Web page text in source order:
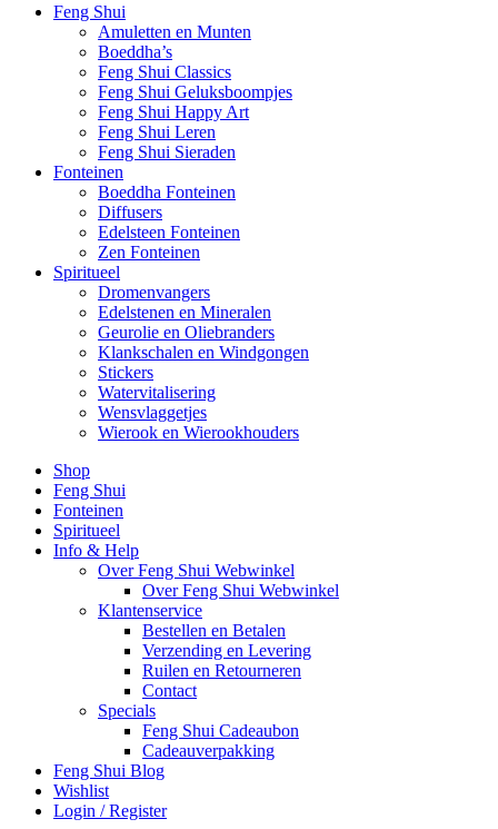
Feng Shui
Amuletten en Munten
Boeddha’s
Feng Shui Classics
Feng Shui Geluksboompjes
Feng Shui Happy Art
Feng Shui Leren
Feng Shui Sieraden
Fonteinen
Boeddha Fonteinen
Diffusers
Edelsteen Fonteinen
Zen Fonteinen
Spiritueel
Dromenvangers
Edelstenen en Mineralen
Geurolie en Oliebranders
Klankschalen en Windgongen
Stickers
Watervitalisering
Wensvlaggetjes
Wierook en Wierookhouders
Shop
Feng Shui
Fonteinen
Spiritueel
Info & Help
Over Feng Shui Webwinkel
Over Feng Shui Webwinkel
Klantenservice
Bestellen en Betalen
Verzending en Levering
Ruilen en Retourneren
Contact
Specials
Feng Shui Cadeaubon
Cadeauverpakking
Feng Shui Blog
Wishlist
Login / Register